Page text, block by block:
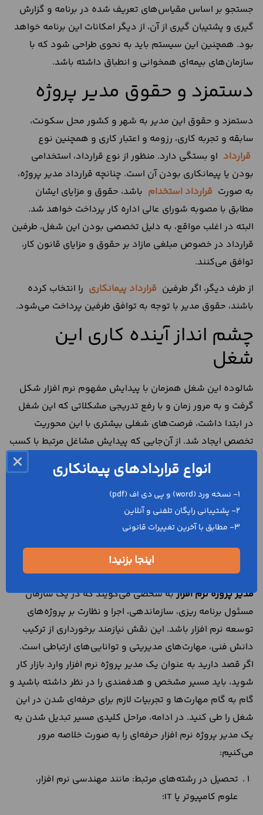
جستجو بر اساس مقیاس‌های تعریف شده در برنامه و گزارش
گیری و پشتیبان گیری از آن، از دیگر امکانات این برنامه خواهد
بود. همچنین این سیستم باید به نحوی طراحی شود که با
سازمان‌های بیمه‌ای همخوانی و انطباق داشته باشد.
دستمزد و حقوق مدیر پروژه
دستمزد و حقوق این مدیر به شهر و کشور محل سکونت،
سابقه و تجربه کاری، رزومه و اعتبار کاری و همچنین نوع
قرارداد او بستگی دارد. منظور از نوع قرارداد، استخدامی
بودن یا پیمانکاری بودن آن است. چنانچه قرارداد مدیر پروژه،
به صورت قرارداد استخدام باشد، حقوق و مزایای ایشان
مطابق با مصوبه شورای عالی اداره کار پرداخت خواهد شد.
البته در اغلب مواقع، به دلیل تخصصی بودن این شغل، طرفین
قرارداد در خصوص مبلغی مازاد بر حقوق و مزایای قانون کار،
توافق می‌کنند.
از طرف دیگر، اگر طرفین قرارداد پیمانکاری را انتخاب کرده
باشند، حقوق مدیر با توجه به توافق طرفین پرداخت می‌شود.
چشم انداز آینده کاری این
شغل
شالوده این شغل همزمان با پیدایش مفهوم نرم افزار شکل
گرفت و به مرور زمان و با رفع تدریجی مشکلاتی که این شغل
در ابتدا داشت، فرصت‌های شغلی بیشتری با این محوریت
تخصص ایجاد شد. از آن‌جایی که پیدایش مشاغل مرتبط با کسب
و کارهای نرم افزاری روند صعودی دارد و از طرفی بازار تقاضای
آن‌ها هم بسیار پرطرفدار شده است، بازار کار خیلی خوبی برای
مدیریت پروژه نرم افزار در آینده‌‌ی خیلی نزدیک پیش‌بینی
می‌شود.
چطور مدیر پروژه نرم افزار
شویم؟
مدیر پروژه نرم افزاربه شخصی می‌گویند که در یک سازمان
مسئول برنامه‌ ریزی، سازماندهی، اجرا و نظارت بر پروژه‌های
توسعه نرم‌ افزار باشد. این نقش نیازمند برخورداری از ترکیب
دانش فنی، مهارت‌های مدیریتی و توانایی‌های ارتباطی است.
اگر قصد دارید به عنوان یک مدیر پروژه نرم افزار وارد بازار کار
شوید، باید مسیر مشخص و هدفمندی را در نظر داشته باشید و
گام‌ به‌ گام مهارت‌ها و تجربیات لازم برای حرفه‌ای شدن در این
شغل را طی کنید. در ادامه، مراحل کلیدی مسیر تبدیل شدن به
یک مدیر پروژه نرم‌ افزار حرفه‌ای را به صورت خلاصه مرور
می‌کنیم:
تحصیل در رشته‌های مرتبط: مانند مهندسی نرم‌ افزار،
علوم کامپیوتر یا IT؛
× انواع قراردادهای پیمانکاری
1- نسخه ورد (word) و پی دی اف (pdf)
2- پشتیبانی رایگان تلفنی و آنلاین
3- مطابق با آخرین تغییرات قانونی
اینجا بزنید!